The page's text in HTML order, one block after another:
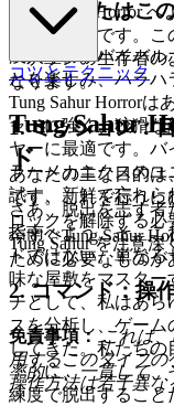
なぜあなたはこ
没入型のサバイバル
とを楽しみ、ハラハ
Tung Sahur Horror
ャーに強く、狡猾な
ヤーに最適です。
ラーメカニクスの
試す、新鮮で忘れら
今すぐTung Sahur
ために必要なもの
Tung Sahur Horror
るのは簡単です。
ベテランの生存者の
なります。
1. ミッション：
あなたの主な目的
です。これを行うに
ロックを解除する
Tung Sahur を注意
2. コマンド：操
免責事項： これは
用するこのタイプ
操作方法は若干異
コツとテクニック
Tung Sahur
ド
さあ、脱出を志す者
指南へようこそ。こ
ドではない。単なる
味な屋敷をマスタ
チとして、私はあら
スを分析し、ゲー
してきた。私たちの
率的に、一貫して、
練度で脱出すること